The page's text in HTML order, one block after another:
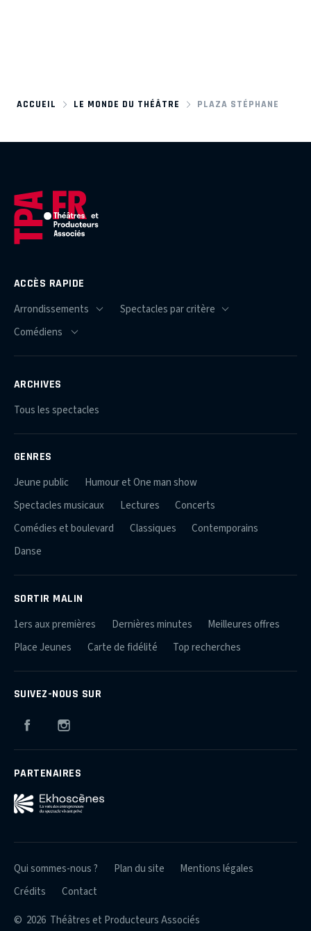
ACCUEIL LE MONDE DU THÉÂTRE PLAZA STÉPHANE
ACCÈS RAPIDE
ARCHIVES
Tous les spectacles
GENRES
Jeune public
Humour et One man show
Spectacles musicaux
Lectures
Concerts
Comédies et boulevard
Classiques
Contemporains
Danse
SORTIR MALIN
1ers aux premières Dernières minutes
Meilleures offres
Place Jeunes
Carte de fidélité Top recherches
SUIVEZ-NOUS SUR
Facebook
PARTENAIRES
© 2026 Théâtres et Producteurs Associés
Qui sommes-nous ? Plan du site
Mentions légales
Crédits
Contact